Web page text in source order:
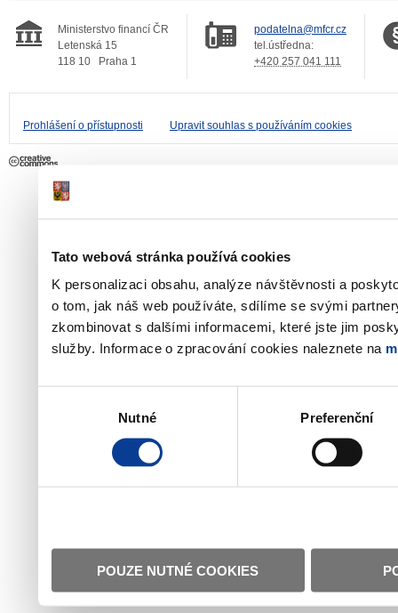
Tato webová stránka používá cookies
K personalizaci obsahu, analýze návštěvnosti a
o tom, jak náš web používáte, sdílíme se svými
zkombinovat s dalšími informacemi, které jste jim
služby. Informace o zpracování cookies naleznete na
Nutné Preferenční
POUZE NUTNÉ COOKIES
Ministerstvo financí ČR
Letenská 15
118 10
Praha 1
podatelna@mfcr.cz
tel.ústředna:
+420 257 041 111
Prohlášení o přístupnosti Upravit souhlas s používáním cookies